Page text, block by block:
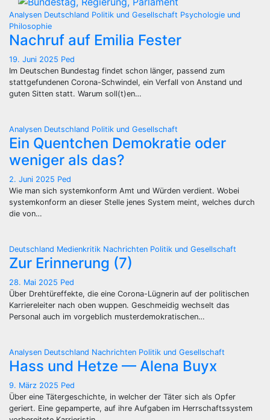
Analysen Deutschland Politik und Gesellschaft Psychologie und
Philosophie
Nachruf auf Emilia Fester
19. Juni 2025 Ped
Im Deutschen Bundestag findet schon länger, passend zum
stattgefundenen Corona-Schwindel, ein Verfall von Anstand und
guten Sitten statt. Warum soll(t)en…
Analysen Deutschland Politik und Gesellschaft
Ein Quentchen Demokratie oder
weniger als das?
2. Juni 2025 Ped
Wie man sich systemkonform Amt und Würden verdient. Wobei
systemkonform an dieser Stelle jenes System meint, welches durch
die von…
Deutschland Medienkritik Nachrichten Politik und Gesellschaft
Zur Erinnerung (7)
28. Mai 2025 Ped
Über Drehtüreffekte, die eine Corona-Lügnerin auf der politischen
Karriereleiter nach oben wuppen. Geschmeidig wechselt das
Personal auch im vorgeblich musterdemokratischen…
Analysen Deutschland Nachrichten Politik und Gesellschaft
Hass und Hetze — Alena Buyx
9. März 2025 Ped
Über eine Tätergeschichte, in welcher der Täter sich als Opfer
geriert. Eine gepamperte, auf ihre Aufgaben im Herrschaftssystem